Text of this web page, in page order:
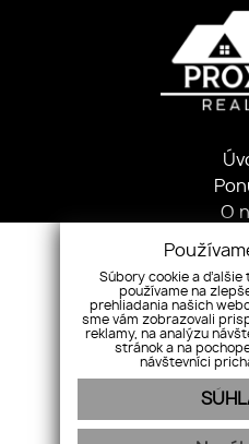
O
Martina Rázusa
+421
Súbory cookie a ďalšie
používame na
prehliadania našich
sme vám zobrazovali
reklamy, na analýzu
stránok a na
návštevníci